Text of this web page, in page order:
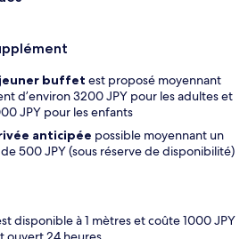
buffet est proposé moyennant
d’environ 3200 JPY pour les adultes et
JPY pour les enfants
anticipée possible moyennant un
500 JPY (sous réserve de disponibilité)
disponible à 1 mètres et coûte 1000 JPY